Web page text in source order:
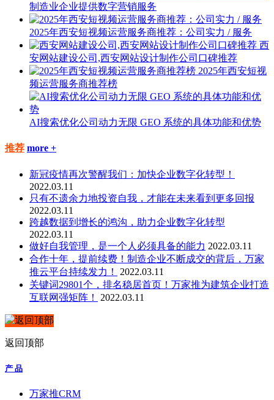
制造业企业提供数字营销服务
2025年西安短视频运营服务商推荐：公司实力 / 服务
西
安网站建设公司,西安网站设计制作公司口碑推荐
2025年西安短视
频运营服务商推荐榜
AI搜索优化公司动力无限 GEO 系统的具体功能和优势
推荐 more +
新冠疫情再次警醒我们：加快企业数字化转型！
2022.03.11
只有不遗余力地投资自我，才能在未来看到更多回报
2022.03.11
跨越数据到增长的鸿沟，助力企业数字化转型
2022.03.11
做好自我管理，是一个人必须具备的能力 2022.03.11
合作十年，提前续费！制造企业不断成交的背后，万家
推云平台持续发力！
2022.03.11
关键词29801个，排名稳居首页！万家推为建筑企业打造
互联网强矩阵！
2022.03.11
返回顶部
产 品
万家推CRM